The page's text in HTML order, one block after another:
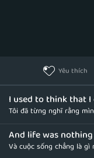
Yêu thích
I used to think that
Tôi đã từng nghĩ rằng
And life was
Và cuộc sống chẳng là